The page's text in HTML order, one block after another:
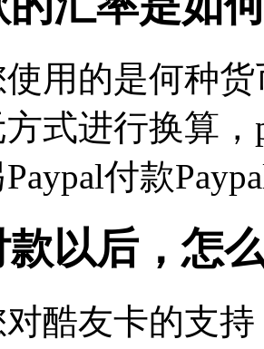
用的是何种
式进行换算
付款
款以后，怎
酷友卡的支